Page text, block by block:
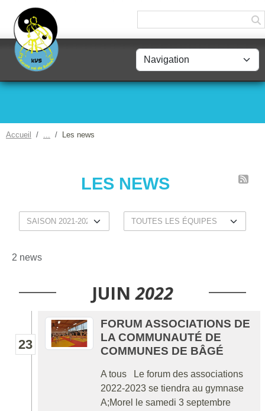
Accueil Les news
LES NEWS
2 news
JUIN 2022
23
FORUM ASSOCIATIONS DE
LA COMMUNAUTÉ DE
COMMUNES DE BÂGÉ
A tous Le forum des associations
2022-2023 se tiendra au gymnase
A;Morel le samedi 3 septembre
Panneau de gestion des cookies